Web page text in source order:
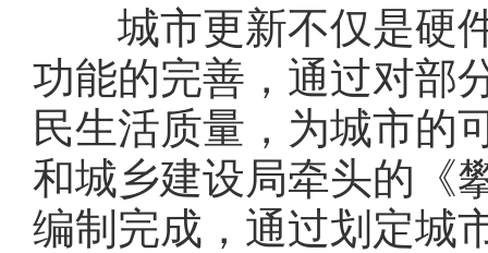
城市更新不仅是硬件
功能的完善，通过对部
民生活质量，为城市的
和城乡建设局牵头的《
编制完成，通过划定城